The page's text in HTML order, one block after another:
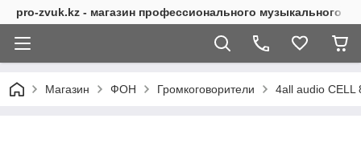
pro-zvuk.kz - магазин профессионального музыкального
Магазин ФОН Громкоговорители 4all audio CELL